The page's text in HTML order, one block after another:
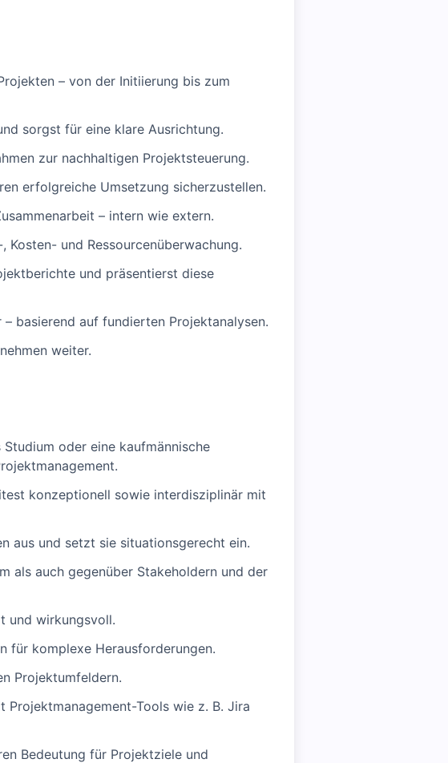
– von der Initiierung bis zum
sorgst für eine klare Ausrichtung.
zur nachhaltigen Projektsteuerung.
erfolgreiche Umsetzung sicherzustellen.
– intern wie extern.
und Ressourcenüberwachung.
und präsentierst diese
basierend auf fundierten Projektanalysen.
weiter.
oder eine kaufmännische
konzeptionell sowie interdisziplinär mit
aus und setzt sie situationsgerecht ein.
als auch gegenüber Stakeholdern und der
und wirkungsvoll.
für komplexe Herausforderungen.
Projektumfeldern.
Tools wie z. B. Jira
Bedeutung für Projektziele und